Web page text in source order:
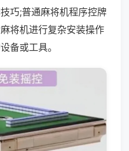
巧;普通麻将机程序控牌
将机进行复杂安装操作
备或工具。